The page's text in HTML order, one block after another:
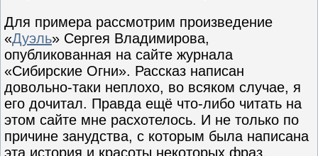
Для примера рассмотрим произведение
«Дуэль» Сергея Владимирова,
опубликованная на сайте журнала
«Сибирские Огни». Рассказ написан
довольно-таки неплохо, во всяком случае, я
его дочитал. Правда ещё что-либо читать на
этом сайте мне расхотелось. И не только по
причине занудства, с которым была написана
эта история и красоты некоторых фраз,